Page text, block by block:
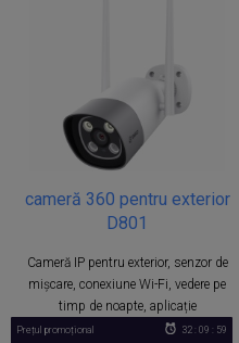
cameră 360 pentru exterior
D801
Cameră IP pentru exterior, senzor de
mișcare, conexiune Wi-Fi, vedere pe
timp de noapte, aplicație
Prețul promoțional 32 : 09 : 59